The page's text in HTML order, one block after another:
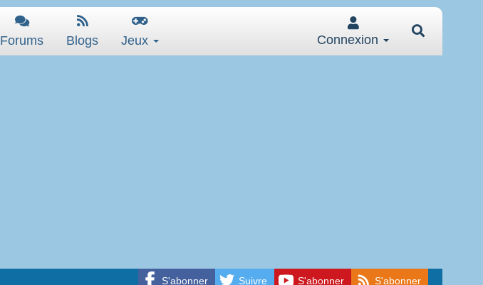
Forums Blogs Jeux Connexion
S'abonner Suivre S'abonner S'abonner